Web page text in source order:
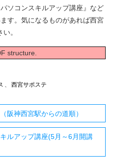
ソコンスキルアップ講座』など
す。気になるものがあれば西宮
。
structure.
、 西宮サポステ
阪神西宮駅からの道順）
ルアップ講座(5月～6月開講